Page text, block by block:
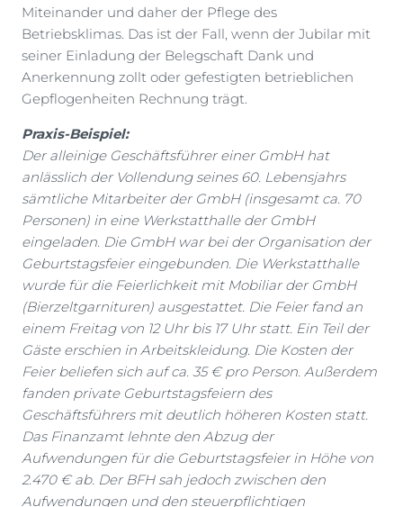
Miteinander und daher der Pflege des
Betriebsklimas. Das ist der Fall, wenn der Jubilar mit
seiner Einladung der Belegschaft Dank und
Anerkennung zollt oder gefestigten betrieblichen
Gepflogenheiten Rechnung trägt.
Praxis-Beispiel:
Der alleinige Geschäftsführer einer GmbH hat
anlässlich der Vollendung seines 60. Lebensjahrs
sämtliche Mitarbeiter der GmbH (insgesamt ca. 70
Personen) in eine Werkstatthalle der GmbH
eingeladen. Die GmbH war bei der Organisation der
Geburtstagsfeier eingebunden. Die Werkstatthalle
wurde für die Feierlichkeit mit Mobiliar der GmbH
(Bierzeltgarnituren) ausgestattet. Die Feier fand an
einem Freitag von 12 Uhr bis 17 Uhr statt. Ein Teil der
Gäste erschien in Arbeitskleidung. Die Kosten der
Feier beliefen sich auf ca. 35 € pro Person. Außerdem
fanden private Geburtstagsfeiern des
Geschäftsführers mit deutlich höheren Kosten statt.
Das Finanzamt lehnte den Abzug der
Aufwendungen für die Geburtstagsfeier in Höhe von
2.470 € ab. Der BFH sah jedoch zwischen den
Aufwendungen und den steuerpflichtigen